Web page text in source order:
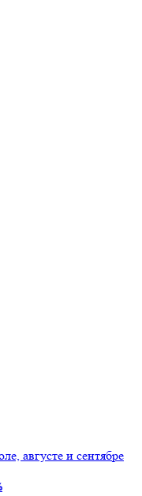
августе и сентябре